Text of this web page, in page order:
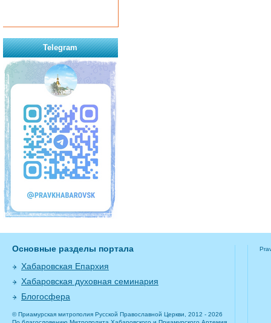
Telegram
Основные разделы портала
Хабаровская Епархия
Хабаровская духовная семинария
Блогосфера
© Приамурская митрополия Русской Православной Церкви, 2012 - 2026